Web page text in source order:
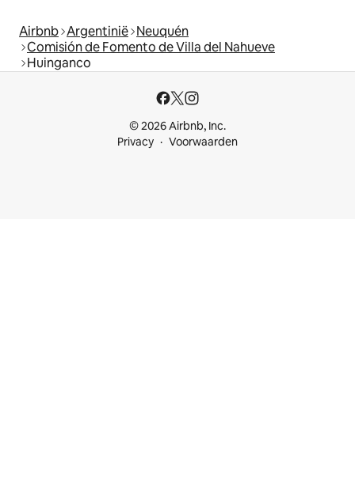
Airbnb Argentinië Neuquén
Comisión de Fomento de Villa del Nahueve
Huinganco
© 2026 Airbnb, Inc.
Privacy
Voorwaarden